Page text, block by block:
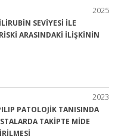
2025
SEVİYESİ İLE
ARASINDAKİ İLİŞKİNİN
2023
PATOLOJİK TANISINDA
TAKİPTE MİDE